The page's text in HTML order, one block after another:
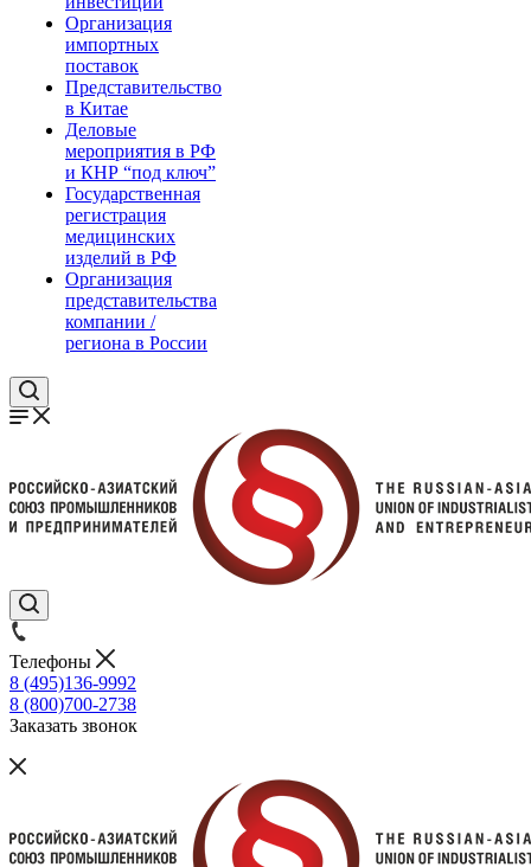
Организация
импортных
поставок
Представительство
в Китае
Деловые
мероприятия в РФ
и КНР “под ключ”
Государственная
регистрация
медицинских
изделий в РФ
Организация
представительства
компании /
региона в России
Телефоны
8 (495)136-9992
8 (800)700-2738
Заказать звонок